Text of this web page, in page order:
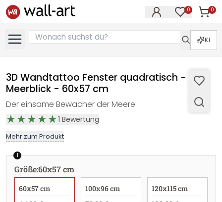
0 0
KI
3D Wandtattoo Fenster quadratisch -
Meerblick - 60x57 cm
Der einsame Bewacher der Meere.
1 Bewertung
Mehr zum Produkt
1
Größe:60x57 cm
60x57 cm 100x96 cm 120x115 cm